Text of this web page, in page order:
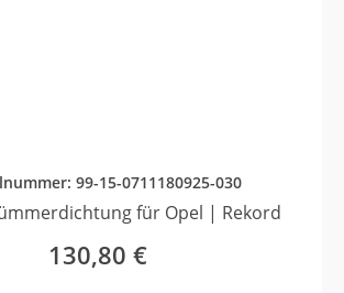
99-15-0711180925-030
für Opel | Rekord
130,80 €